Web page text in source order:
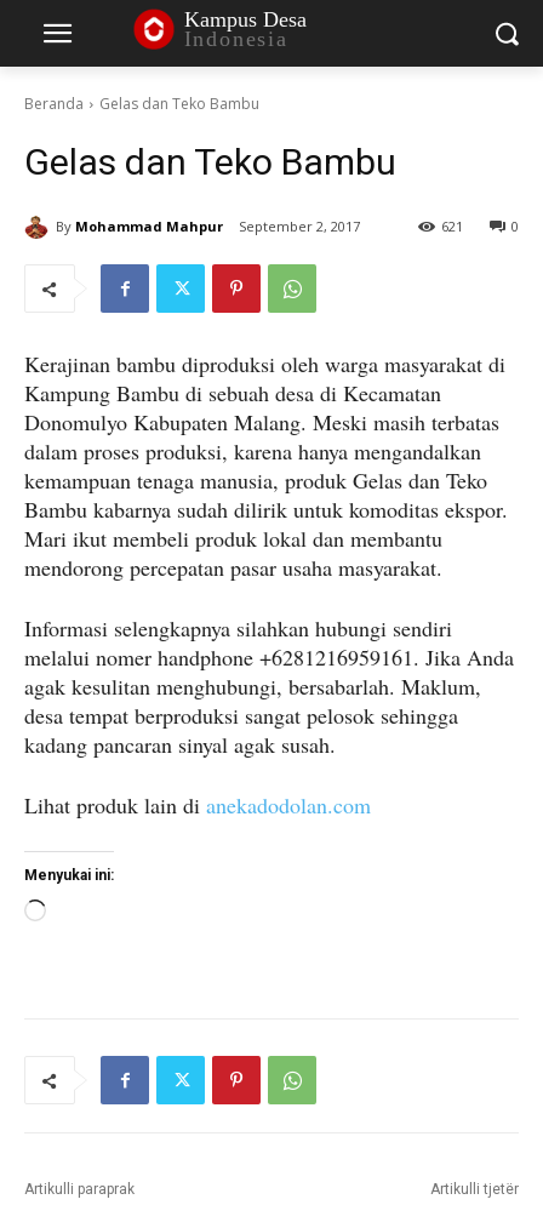
Kampus Desa
Indonesia
Beranda Gelas dan Teko Bambu
Gelas dan Teko Bambu
By Mohammad Mahpur September 2, 2017 0
621
Kerajinan bambu diproduksi oleh warga masyarakat di
Kampung Bambu di sebuah desa di Kecamatan
Donomulyo Kabupaten Malang. Meski masih terbatas
dalam proses produksi, karena hanya mengandalkan
kemampuan tenaga manusia, produk Gelas dan Teko
Bambu kabarnya sudah dilirik untuk komoditas ekspor.
Mari ikut membeli produk lokal dan membantu
mendorong percepatan pasar usaha masyarakat.
Informasi selengkapnya silahkan hubungi sendiri
melalui nomer handphone +6281216959161. Jika Anda
agak kesulitan menghubungi, bersabarlah. Maklum,
desa tempat berproduksi sangat pelosok sehingga
kadang pancaran sinyal agak susah.
Lihat produk lain di anekadodolan.com
Menyukai ini:
M
Artikulli paraprak Artikulli tjetër